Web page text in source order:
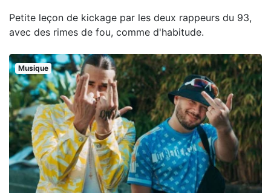
Petite leçon de kickage par les deux rappeurs du 93,
avec des rimes de fou, comme d'habitude.
Musique